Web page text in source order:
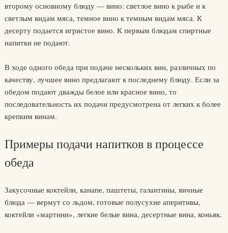
второму основному блюду — вино: светлое вино к рыбе и к
светлым видам мяса, темное вино к темным видам мяса. К
десерту подается игристое вино. К первым блюдам спиртные
напитки не подают.
В ходе одного обеда при подаче нескольких вин, различных по
качеству, лучшее вино предлагают к последнему блюду. Если за
обедом подают дважды белое или красное вино, то
последовательность их подачи предусмотрена от легких к более
крепким винам.
Примеры подачи напитков в процессе
обеда
Закусочные коктейли, канапе, паштеты, галантины, яичные
блюда — вермут со льдом, готовые полусухие аперитивы,
коктейли «мартини», легкие белые вина, десертные вина, коньяк.